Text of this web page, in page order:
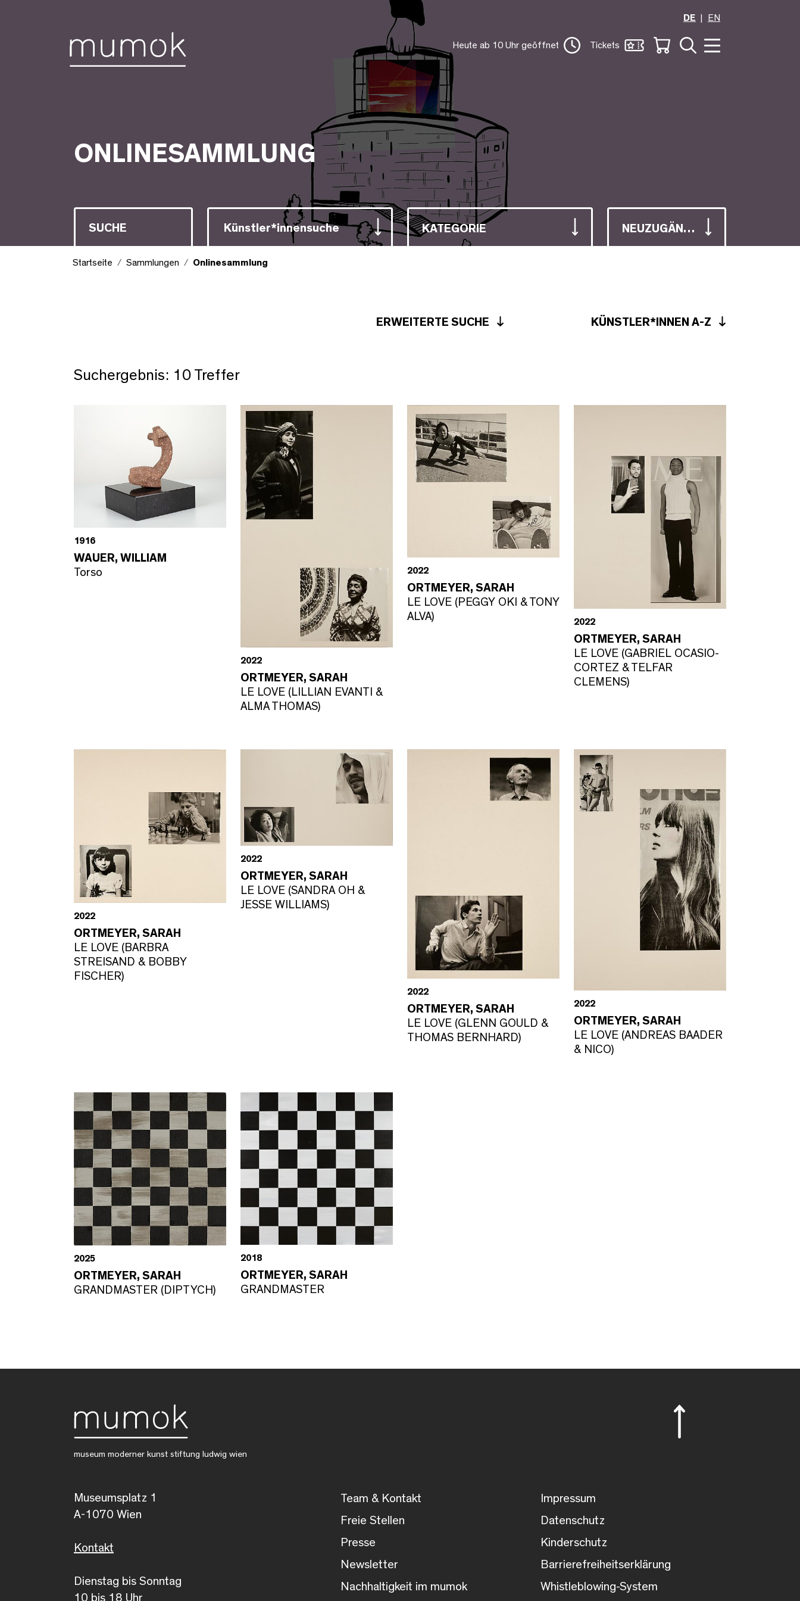
DE
EN
Heute ab 10 Uhr geöffnet Tickets
ONLINESAMMLUNG
Künstler*innensuche KATEGORIE NEUZUGÄNGE
Startseite Sammlungen Onlinesammlung
ERWEITERTE SUCHE KÜNSTLER*INNEN A-Z
Suchergebnis: 10 Treffer
1916
WAUER, WILLIAM
Torso
2022
ORTMEYER, SARAH
LE LOVE (LILLIAN EVANTI &
ALMA THOMAS)
2022
ORTMEYER, SARAH
LE LOVE (PEGGY OKI & TONY
ALVA)
2022
ORTMEYER, SARAH
LE LOVE (GABRIEL OCASIO-
CORTEZ & TELFAR
CLEMENS)
2022
ORTMEYER, SARAH
LE LOVE (BARBRA
STREISAND & BOBBY
FISCHER)
2022
ORTMEYER, SARAH
LE LOVE (SANDRA OH &
JESSE WILLIAMS)
2022
ORTMEYER, SARAH
LE LOVE (GLENN GOULD &
THOMAS BERNHARD)
2022
ORTMEYER, SARAH
LE LOVE (ANDREAS BAADER
& NICO)
2025
ORTMEYER, SARAH
GRANDMASTER (DIPTYCH)
2018
ORTMEYER, SARAH
GRANDMASTER
museum moderner kunst stiftung ludwig wien
Museumsplatz 1
A-1070 Wien
Kontakt
Dienstag bis Sonntag
10 bis 18 Uhr
Team & Kontakt
Freie Stellen
Presse
Newsletter
Nachhaltigkeit im mumok
Impressum
Datenschutz
Kinderschutz
Barrierefreiheitserklärung
Whistleblowing-System